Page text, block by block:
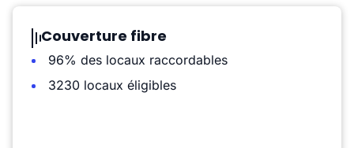
Couverture fibre
96% des locaux raccordables
3230 locaux éligibles